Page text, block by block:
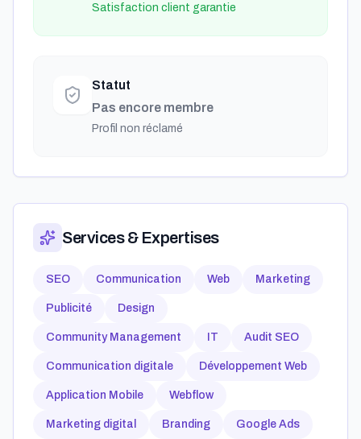
Satisfaction client garantie
Statut
Pas encore membre
Profil non réclamé
Services & Expertises
SEO Communication Web Marketing
Publicité Design
Community Management IT Audit SEO
Communication digitale Développement Web
Application Mobile Webflow
Marketing digital Branding Google Ads